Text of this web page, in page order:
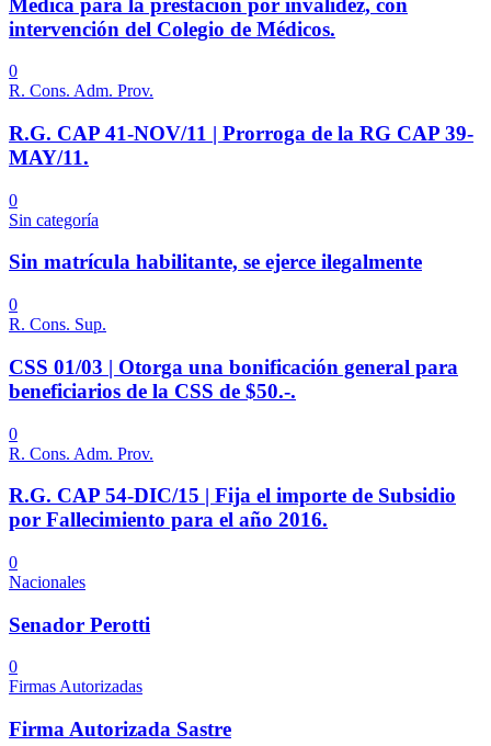
intervención del Colegio de Médicos.
0
R. Cons. Adm. Prov.
R.G. CAP 41-NOV/11 | Prorroga de la RG CAP 39-
MAY/11.
0
Sin categoría
Sin matrícula habilitante, se ejerce ilegalmente
0
R. Cons. Sup.
CSS 01/03 | Otorga una bonificación general para
beneficiarios de la CSS de $50.-.
0
R. Cons. Adm. Prov.
R.G. CAP 54-DIC/15 | Fija el importe de Subsidio
por Fallecimiento para el año 2016.
0
Nacionales
Senador Perotti
0
Firmas Autorizadas
Firma Autorizada Sastre